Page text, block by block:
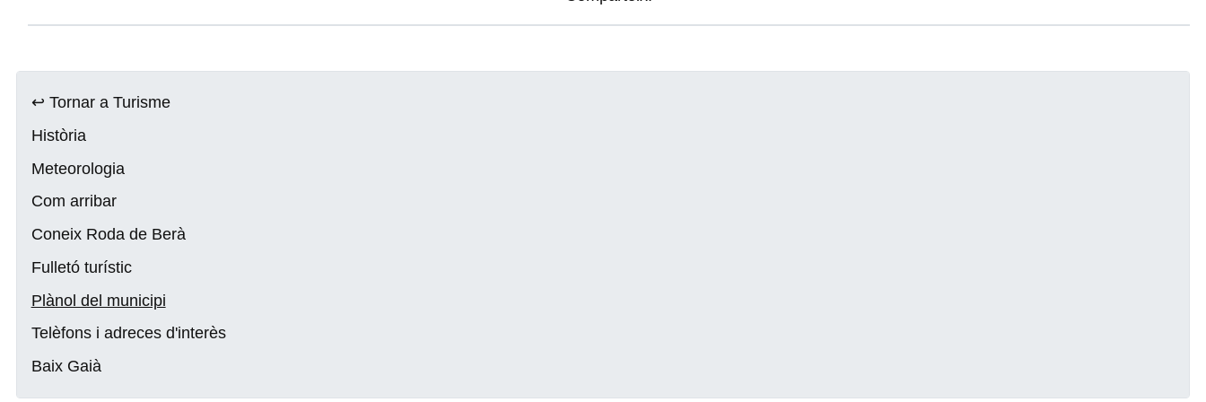
↩ Tornar a Turisme
Història
Meteorologia
Com arribar
Coneix Roda de Berà
Fulletó turístic
Plànol del municipi
Telèfons i adreces d'interès
Baix Gaià